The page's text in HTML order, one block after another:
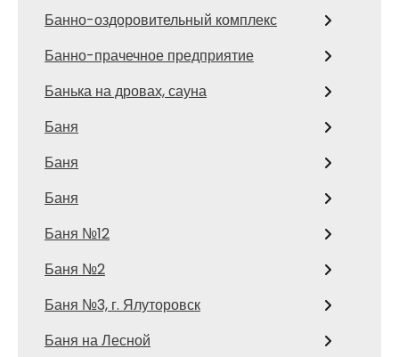
Банно-оздоровительный комплекс
Банно-прачечное предприятие
Банька на дровах, сауна
Баня
Баня
Баня
Баня №12
Баня №2
Баня №3, г. Ялуторовск
Баня на Лесной